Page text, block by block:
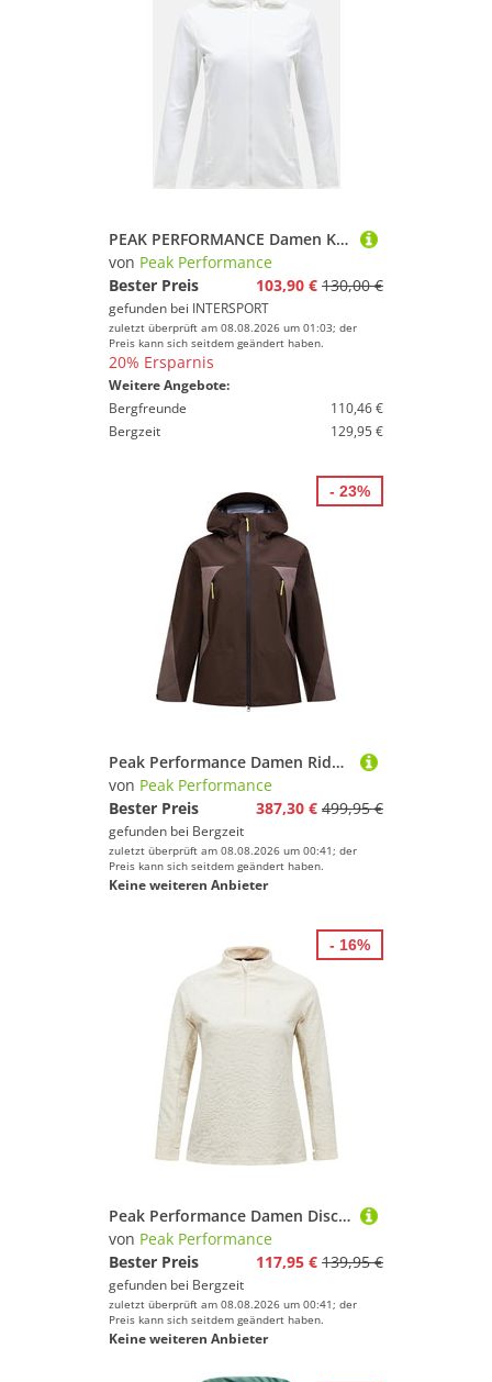
PEAK PERFORMANCE Damen Kapuzensweat W Light Zip Hood-OFFWHITE
von Peak Performance
Bester Preis
103,90 € 130,00 €
gefunden bei INTERSPORT
zuletzt überprüft am 08.08.2026 um 01:03; der
Preis kann sich seitdem geändert haben.
20% Ersparnis
Weitere Angebote:
Bergfreunde
110,46 €
Bergzeit
129,95 €
Peak Performance Damen Ridge Ace 3L Jacke
von Peak Performance
Bester Preis
387,30 € 499,95 €
gefunden bei Bergzeit
zuletzt überprüft am 08.08.2026 um 00:41; der
Preis kann sich seitdem geändert haben.
Keine weiteren Anbieter
- 23%
Peak Performance Damen Discover Pullover
von Peak Performance
Bester Preis
117,95 € 139,95 €
gefunden bei Bergzeit
zuletzt überprüft am 08.08.2026 um 00:41; der
Preis kann sich seitdem geändert haben.
Keine weiteren Anbieter
- 16%